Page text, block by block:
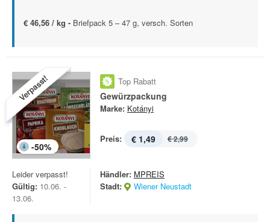
€ 46,56 / kg - Briefpack 5 – 47 g, versch. Sorten
Verpasst!
-50%
Top Rabatt
Gewürzpackung
Marke: Kotányi
Preis: € 1,49 € 2,99
Leider verpasst!
Gültig: 10.06. -
13.06.
Händler: MPREIS
Stadt:
Wiener Neustadt